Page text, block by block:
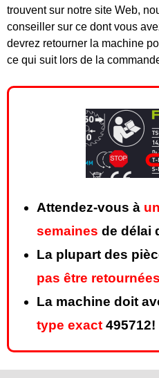
trouvent sur notre site Web,
conseiller sur ce dont vous
devrez retourner la machine
ce qui suit lors de la
Attendez-vous à
semaines de délai
La plupart des
pas être retournées
La machine doit
type exact 495712!